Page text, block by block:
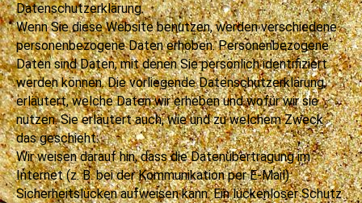
Datenschutzerklärung.
Wenn Sie diese Website benutzen, werden verschiedene
personenbezogene Daten erhoben. Personenbezogene
Daten sind Daten, mit denen Sie persönlich identifiziert
werden können. Die vorliegende Datenschutzerklärung
erläutert, welche Daten wir erheben und wofür wir sie
nutzen. Sie erläutert auch, wie und zu welchem Zweck
das geschieht.
Wir weisen darauf hin, dass die Datenübertragung im
Internet (z. B. bei der Kommunikation per E-Mail)
Sicherheitslücken aufweisen kann. Ein lückenloser Schutz